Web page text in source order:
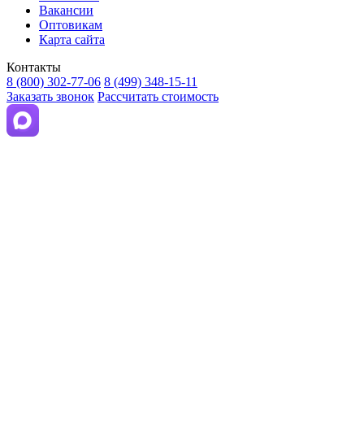
Вакансии
Оптовикам
Карта сайта
Контакты
8 (800) 302-77-06 8 (499) 348-15-11
Заказать звонок Рассчитать стоимость